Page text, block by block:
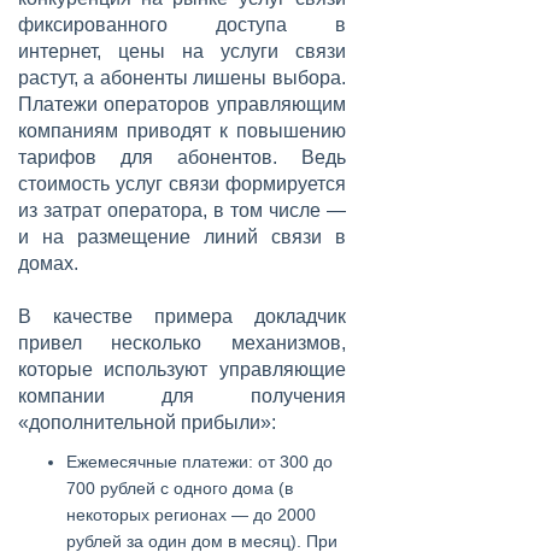
фиксированного доступа в
интернет, цены на услуги связи
растут, а абоненты лишены выбора.
Платежи операторов управляющим
компаниям приводят к повышению
тарифов для абонентов. Ведь
стоимость услуг связи формируется
из затрат оператора, в том числе —
и на размещение линий связи в
домах.
В качестве примера докладчик
привел несколько механизмов,
которые используют управляющие
компании для получения
«дополнительной прибыли»:
Ежемесячные платежи: от 300 до
700 рублей с одного дома (в
некоторых регионах — до 2000
рублей за один дом в месяц). При